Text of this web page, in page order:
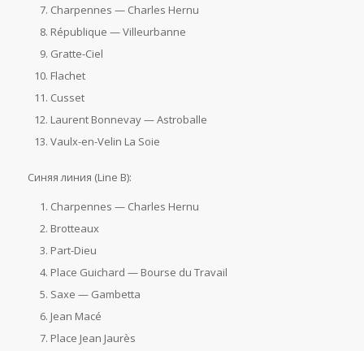
Charpennes — Charles Hernu
République — Villeurbanne
Gratte-Ciel
Flachet
Cusset
Laurent Bonnevay — Astroballe
Vaulx-en-Velin La Soie
Синяя линия (Line B):
Charpennes — Charles Hernu
Brotteaux
Part-Dieu
Place Guichard — Bourse du Travail
Saxe — Gambetta
Jean Macé
Place Jean Jaurès